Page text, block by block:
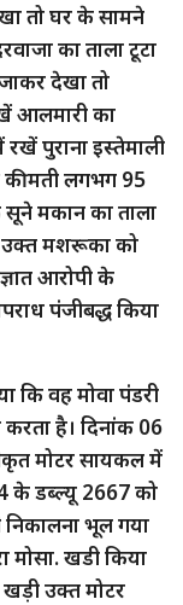
तो घर के सामने
का ताला टूटा
देखा तो
आलमारी का
पुराना इस्तेमाली
कीमती लगभग 95
सूने मकान का ताला
उक्त मशरूका को
आरोपी के
पंजीबद्ध किया
कि वह मोवा पंडरी
करता है। दिनांक 06
मोटर सायकल में
के डब्ल्यू 2667 को
भूल गया
मोसा. खडी किया
खड़ी उक्त मोटर